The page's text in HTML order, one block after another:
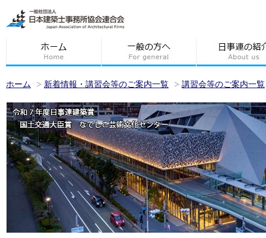
ホーム 新着情報・講習会等のご案内一覧 講習会等のご案内一覧